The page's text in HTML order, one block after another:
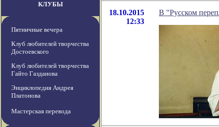
КЛУБЫ
Пятничные вечера
Клуб любителей творчества
Достоевского
Клуб любителей творчества
Гайто Газданова
Энциклопедия Андрея
Платонова
Мастерская перевода
18.10.2015
12:33
В "Русском